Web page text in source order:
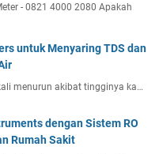
- 0821 4000 2080 Apakah
untuk Menyaring TDS dan
menurun akibat tingginya ka…
dengan Sistem RO
Rumah Sakit